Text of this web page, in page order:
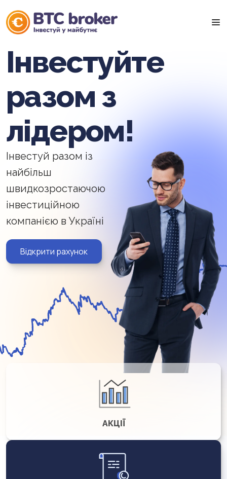
Інвестуйте
разом з
лідером!
Інвестуй разом із
найбільш
швидкозростаючою
інвестиційною
компанією в Україні
Відкрити рахунок
АКЦІЇ